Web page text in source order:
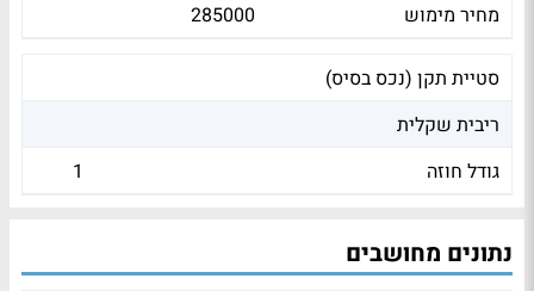
מחיר מימוש
285000
סטיית תקן (נכס בסיס)
ריבית שקלית
גודל חוזה
1
נתונים מחושבים